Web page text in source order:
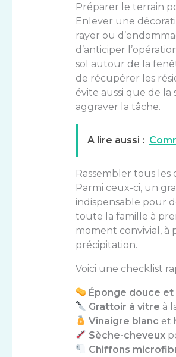
Préparer le terrain
Enlever une
rayer ou
d’anticiper
sol autour de la
de récupérer les
évite aussi que de la
aggraver la tâche.
A lire aussi :
Rassembler tous
Parmi ceux-ci, un
indispensable pour
toute la famille à
moment convivial, à
précipitation.
Voici une checklist
Éponge douce et
Grattoir à vitre à
Vinaigre blanc et
Sèche-cheveux
Chiffons